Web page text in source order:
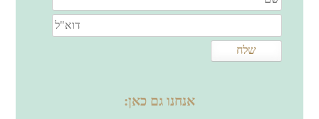
אנחנו גם כאן: